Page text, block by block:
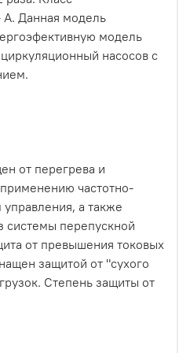
А. Данная модель
модель
насосов с
от перегрева и
частотно-
а также
системы перепускной
от превышения токовых
защитой от "сухого
Степень защиты от